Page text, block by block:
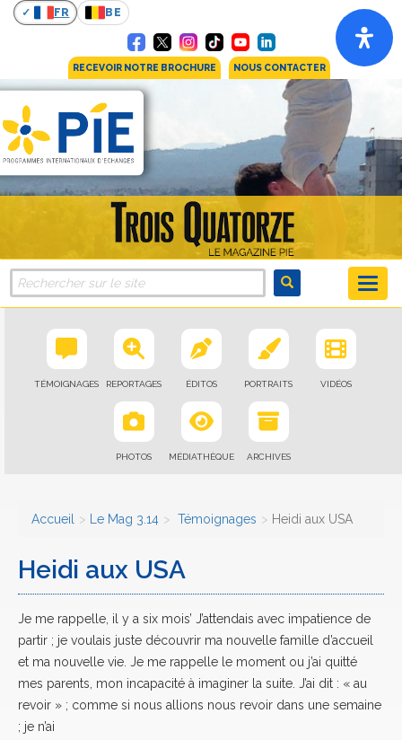
FR BE
RECEVOIR NOTRE BROCHURE NOUS CONTACTER
TÉMOIGNAGES REPORTAGES ÉDITOS PORTRAITS VIDÉOS
PHOTOS MÉDIATHÈQUE ARCHIVES
Accueil Le Mag 3.14 Témoignages Heidi aux USA
Heidi aux USA
Je me rappelle, il y a six mois’ J’attendais avec impatience de
partir ; je voulais juste découvrir ma nouvelle famille d’accueil
et ma nouvelle vie. Je me rappelle le moment ou j’ai quitté
mes parents, mon incapacité à imaginer la suite. J’ai dit : « au
revoir » ; comme si nous allions nous revoir dans une semaine
; je n’ai